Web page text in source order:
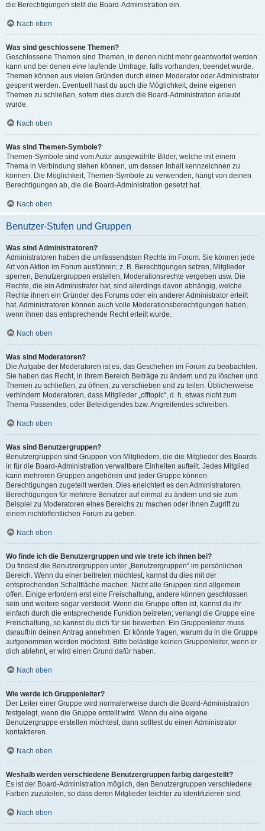
die Berechtigungen stellt die Board-Administration ein.
Nach oben
Was sind geschlossene Themen?
Geschlossene Themen sind Themen, in denen nicht mehr geantwortet werden
kann und bei denen eine laufende Umfrage, falls vorhanden, beendet wurde.
Themen können aus vielen Gründen durch einen Moderator oder Administrator
gesperrt werden. Eventuell hast du auch die Möglichkeit, deine eigenen
Themen zu schließen, sofern dies durch die Board-Administration erlaubt
wurde.
Nach oben
Was sind Themen-Symbole?
Themen-Symbole sind vom Autor ausgewählte Bilder, welche mit einem
Thema in Verbindung stehen können, um dessen Inhalt kennzeichnen zu
können. Die Möglichkeit, Themen-Symbole zu verwenden, hängt von deinen
Berechtigungen ab, die die Board-Administration gesetzt hat.
Nach oben
Benutzer-Stufen und Gruppen
Was sind Administratoren?
Administratoren haben die umfassendsten Rechte im Forum. Sie können jede
Art von Aktion im Forum ausführen; z. B. Berechtigungen setzen, Mitglieder
sperren, Benutzergruppen erstellen, Moderationsrechte vergeben usw. Die
Rechte, die ein Administrator hat, sind allerdings davon abhängig, welche
Rechte ihnen ein Gründer des Forums oder ein anderer Administrator erteilt
hat. Administratoren können auch volle Moderationsberechtigungen haben,
wenn ihnen das entsprechende Recht erteilt wurde.
Nach oben
Was sind Moderatoren?
Die Aufgabe der Moderatoren ist es, das Geschehen im Forum zu beobachten.
Sie haben das Recht, in ihrem Bereich Beiträge zu ändern und zu löschen und
Themen zu schließen, zu öffnen, zu verschieben und zu teilen. Üblicherweise
verhindern Moderatoren, dass Mitglieder „offtopic“, d. h. etwas nicht zum
Thema Passendes, oder Beleidigendes bzw. Angreifendes schreiben.
Nach oben
Was sind Benutzergruppen?
Benutzergruppen sind Gruppen von Mitgliedern, die die Mitglieder des Boards
in für die Board-Administration verwaltbare Einheiten aufteilt. Jedes Mitglied
kann mehreren Gruppen angehören und jeder Gruppe können
Berechtigungen zugeteilt werden. Dies erleichtert es den Administratoren,
Berechtigungen für mehrere Benutzer auf einmal zu ändern und sie zum
Beispiel zu Moderatoren eines Bereichs zu machen oder ihnen Zugriff zu
einem nichtöffentlichen Forum zu geben.
Nach oben
Wo finde ich die Benutzergruppen und wie trete ich ihnen bei?
Du findest die Benutzergruppen unter „Benutzergruppen“ im persönlichen
Bereich. Wenn du einer beitreten möchtest, kannst du dies mit der
entsprechenden Schaltfläche machen. Nicht alle Gruppen sind allgemein
offen. Einige erfordern erst eine Freischaltung, andere können geschlossen
sein und weitere sogar versteckt. Wenn die Gruppe offen ist, kannst du ihr
einfach durch die entsprechende Funktion beitreten; verlangt die Gruppe eine
Freischaltung, so kannst du dich für sie bewerben. Ein Gruppenleiter muss
daraufhin deinen Antrag annehmen. Er könnte fragen, warum du in die Gruppe
aufgenommen werden möchtest. Bitte belästige keinen Gruppenleiter, wenn er
dich ablehnt, er wird einen Grund dafür haben.
Nach oben
Wie werde ich Gruppenleiter?
Der Leiter einer Gruppe wird normalerweise durch die Board-Administration
festgelegt, wenn die Gruppe erstellt wird. Wenn du eine eigene
Benutzergruppe erstellen möchtest, dann solltest du einen Administrator
kontaktieren.
Nach oben
Weshalb werden verschiedene Benutzergruppen farbig dargestellt?
Es ist der Board-Administration möglich, den Benutzergruppen verschiedene
Farben zuzuteilen, so dass deren Mitglieder leichter zu identifizieren sind.
Nach oben